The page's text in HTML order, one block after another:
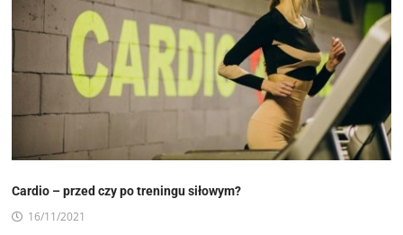
Cardio – przed czy po treningu siłowym?
16/11/2021